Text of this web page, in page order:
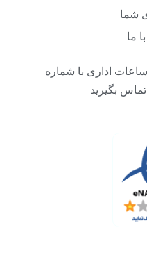
شما
ما
ساعات اداری با شماره
تماس بگیرید